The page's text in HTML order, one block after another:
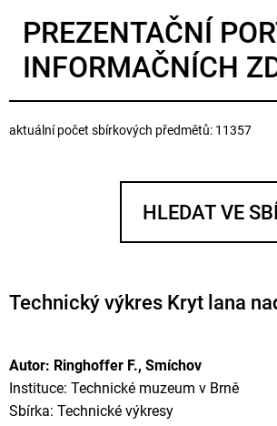
PREZENTAČNÍ
INFORMAČNÍCH
aktuální počet sbírkových předmětů: 11357
Technický výkres Kryt lana
Autor: Ringhoffer F., Smíchov
Instituce: Technické muzeum v Brně
Sbírka: Technické výkresy